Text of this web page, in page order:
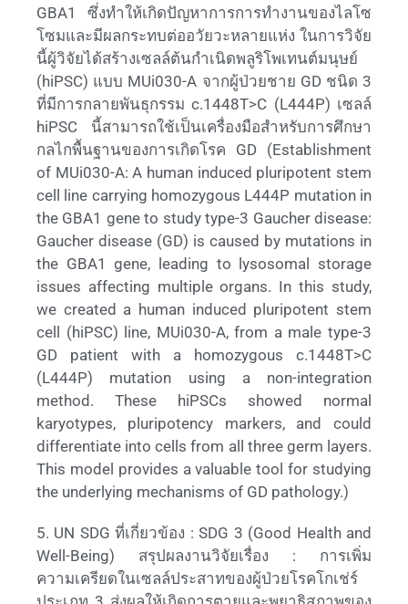
GBA1 ซึ่งทำให้เกิดปัญหาการการทำงานของไลโซ
โซมและมีผลกระทบต่ออวัยวะหลายแห่ง ในการวิจัย
นี้ผู้วิจัยได้สร้างเซลล์ต้นกำเนิดพลูริโพเทนต์มนุษย์
(hiPSC) แบบ MUi030-A จากผู้ป่วยชาย GD ชนิด 3
ที่มีการกลายพันธุกรรม c.1448T>C (L444P) เซลล์
hiPSC นี้สามารถใช้เป็นเครื่องมือสำหรับการศึกษา
กลไกพื้นฐานของการเกิดโรค GD (Establishment
of MUi030-A: A human induced pluripotent stem
cell line carrying homozygous L444P mutation in
the GBA1 gene to study type-3 Gaucher disease:
Gaucher disease (GD) is caused by mutations in
the GBA1 gene, leading to lysosomal storage
issues affecting multiple organs. In this study,
we created a human induced pluripotent stem
cell (hiPSC) line, MUi030-A, from a male type-3
GD patient with a homozygous c.1448T>C
(L444P) mutation using a non-integration
method. These hiPSCs showed normal
karyotypes, pluripotency markers, and could
differentiate into cells from all three germ layers.
This model provides a valuable tool for studying
the underlying mechanisms of GD pathology.)
5. UN SDG ที่เกี่ยวข้อง : SDG 3 (Good Health and
Well-Being) สรุปผลงานวิจัยเรื่อง : การเพิ่ม
ความเครียดในเซลล์ประสาทของผู้ป่วยโรคโกเช่ร์